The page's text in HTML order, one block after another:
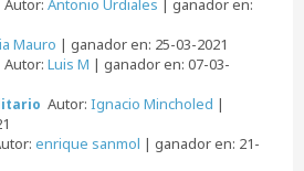
Mauro | ganador en: 25-03-2021
Autor: Luis M | ganador en: 07-03-
Autor: Ignacio Mincholed |
enrique sanmol | ganador en: 21-